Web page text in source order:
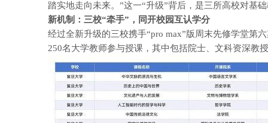
踏实地走向未来。”这一“升级”背后，是三所高校对基
新机制：三校“牵手”， 同开校园互认学分
经过全新升级的三校携手“pro max”版周末先修学堂第
250名大学教师参与授课，其中包括院士、文科资深教